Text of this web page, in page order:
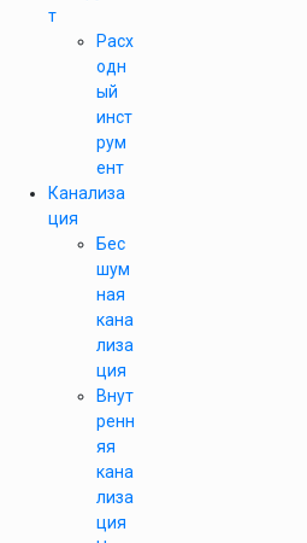
т
Расх
одн
ый
инст
рум
ент
Канализа
ция
Бес
шум
ная
кана
лиза
ция
Внут
ренн
яя
кана
лиза
ция